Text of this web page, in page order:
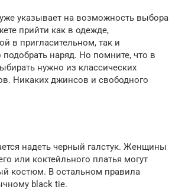
указывает на возможность выбора
прийти как в одежде,
в пригласительном, так и
подобрать наряд. Но помните, что в
нужно из классических
Никаких джинсов и свободного
надеть черный галстук. Женщины
или коктейльного платья могут
костюм. В остальном правила
black tie.